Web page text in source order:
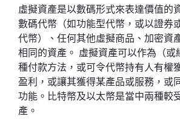
虛擬資產是以數碼形式來表達價值的
數碼代幣（如功能型代幣，或以證券
代幣）、任何其他虛擬商品、加密資
相同的資產。 虛擬資產可以作為（或
種付款方法，或可令代幣持有人有權
盈利，或讓其獲得某產品或服務，或
功能。比特幣及以太幣是當中兩種較
產。